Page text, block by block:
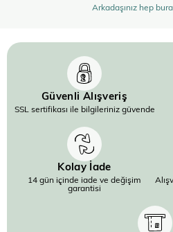
Arkadaşınız hep
Güvenli Alışveriş
SSL sertifikası ile bilgileriniz güvende
Kolay İade
14 gün içinde iade ve değişim
garantisi